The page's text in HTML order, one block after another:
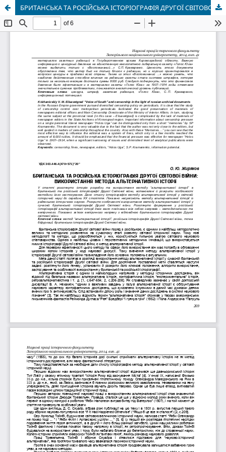
БРИТАНСЬКА ТА РОСІЙСЬКА ІСТОРІОГРАФІЯ ДРУГОЇ СВІТОВОЇ ВІЙНИ: ВИКОРИСТАННЯ МЕТОДА АЛЬТЕРНАТИВНОЇ ІСТОРІЇ